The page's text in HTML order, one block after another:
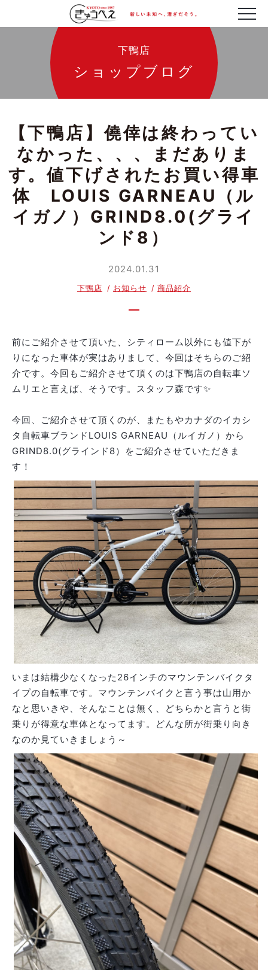
下鴨店
ショップブログ
【下鴨店】僥倖は終わってい
なかった、、、まだありま
す。値下げされたお買い得車
体 LOUIS GARNEAU（ル
イガノ）GRIND8.0(グライ
ンド8）
2024.01.31
下鴨店 お知らせ 商品紹介
前にご紹介させて頂いた、シティローム以外にも値下が
りになった車体が実はありまして、今回はそちらのご紹
介です。今回もご紹介させて頂くのは下鴨店の自転車ソ
ムリエと言えば、そうです。スタッフ森です✨
今回、ご紹介させて頂くのが、またもやカナダのイカシ
タ自転車ブランドLOUIS GARNEAU（ルイガノ）から
GRIND8.0(グラインド8）をご紹介させていただきま
す！
いまは結構少なくなった26インチのマウンテンバイクタ
イプの自転車です。マウンテンバイクと言う事は山用か
なと思いきや、そんなことは無く、どちらかと言うと街
乗りが得意な車体となってます。どんな所が街乗り向き
なのか見ていきましょう～